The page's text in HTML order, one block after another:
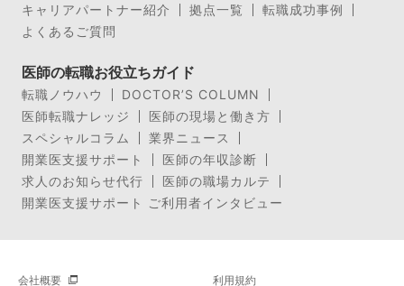
キャリアパートナー紹介
拠点一覧
転職成功事例
よくあるご質問
医師の転職お役立ちガイド
転職ノウハウ
DOCTOR’S COLUMN
医師転職ナレッジ
医師の現場と働き方
スペシャルコラム
業界ニュース
開業医支援サポート
医師の年収診断
求人のお知らせ代行
医師の職場カルテ
開業医支援サポート ご利用者インタビュー
会社概要 利用規約